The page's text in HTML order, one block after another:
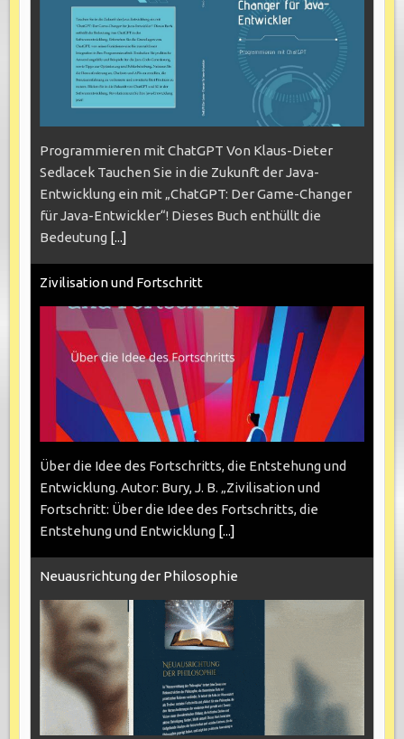
Programmieren mit ChatGPT Von Klaus-Dieter
Sedlacek Tauchen Sie in die Zukunft der Java-
Entwicklung ein mit „ChatGPT: Der Game-Changer
für Java-Entwickler“! Dieses Buch enthüllt die
Bedeutung [...]
Zivilisation und Fortschritt
Über die Idee des Fortschritts, die Entstehung und
Entwicklung. Autor: Bury, J. B. „Zivilisation und
Fortschritt: Über die Idee des Fortschritts, die
Entstehung und Entwicklung [...]
Neuausrichtung der Philosophie